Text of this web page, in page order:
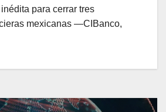
para cerrar tres
mexicanas —CIBanco,